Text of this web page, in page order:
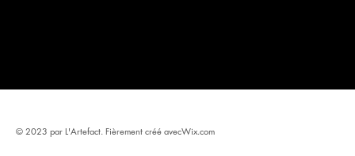
© 2023 par L'Artefact. Fièrement créé avecWix.com